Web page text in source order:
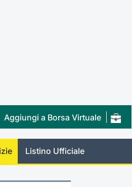
Aggiungi a Borsa Virtuale
Listino Ufficiale